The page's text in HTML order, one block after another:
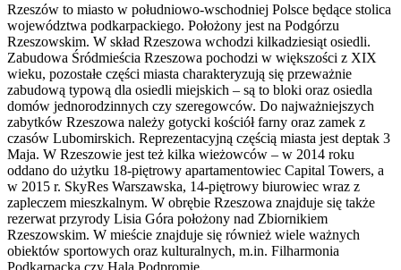
Rzeszów to miasto w południowo-wschodniej Polsce będące stolica
województwa podkarpackiego. Położony jest na Podgórzu
Rzeszowskim. W skład Rzeszowa wchodzi kilkadziesiąt osiedli.
Zabudowa Śródmieścia Rzeszowa pochodzi w większości z XIX
wieku, pozostałe części miasta charakteryzują się przeważnie
zabudową typową dla osiedli miejskich – są to bloki oraz osiedla
domów jednorodzinnych czy szeregowców. Do najważniejszych
zabytków Rzeszowa należy gotycki kościół farny oraz zamek z
czasów Lubomirskich. Reprezentacyjną częścią miasta jest deptak 3
Maja. W Rzeszowie jest też kilka wieżowców – w 2014 roku
oddano do użytku 18-piętrowy apartamentowiec Capital Towers, a
w 2015 r. SkyRes Warszawska, 14-piętrowy biurowiec wraz z
zapleczem mieszkalnym. W obrębie Rzeszowa znajduje się także
rezerwat przyrody Lisia Góra położony nad Zbiornikiem
Rzeszowskim. W mieście znajduje się również wiele ważnych
obiektów sportowych oraz kulturalnych, m.in. Filharmonia
Podkarpacka czy Hala Podpromie.